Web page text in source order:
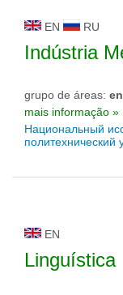
EN RU
Indústria
grupo de áreas:
mais informação »
Национальный
политехнический
EN
Linguística